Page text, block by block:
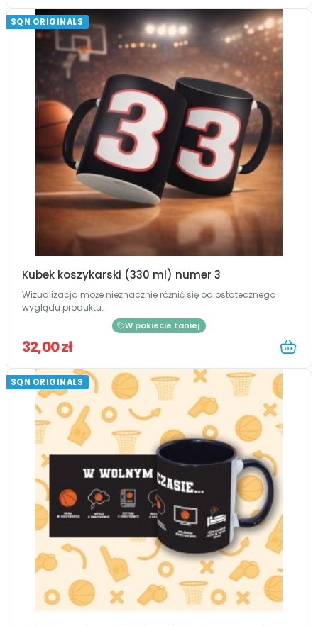
SQN ORIGINALS
Kubek koszykarski (330 ml) numer 3
Wizualizacja może nieznacznie różnić się od ostatecznego
wyglądu produktu.
W pakiecie taniej
32,00 zł
SQN ORIGINALS